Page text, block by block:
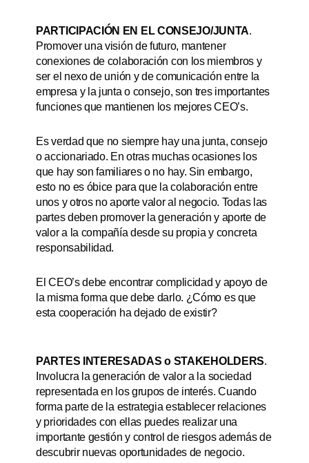
PARTICIPACIÓN EN EL CONSEJO/JUNTA.
Promover una visión de futuro, mantener
conexiones de colaboración con los miembros y
ser el nexo de unión y de comunicación entre la
empresa y la junta o consejo, son tres importantes
funciones que mantienen los mejores CEO’s.
Es verdad que no siempre hay una junta, consejo
o accionariado. En otras muchas ocasiones los
que hay son familiares o no hay. Sin embargo,
esto no es óbice para que la colaboración entre
unos y otros no aporte valor al negocio. Todas las
partes deben promover la generación y aporte de
valor a la compañía desde su propia y concreta
responsabilidad.
El CEO’s debe encontrar complicidad y apoyo de
la misma forma que debe darlo. ¿Cómo es que
esta cooperación ha dejado de existir?
PARTES INTERESADAS o STAKEHOLDERS.
Involucra la generación de valor a la sociedad
representada en los grupos de interés. Cuando
forma parte de la estrategia establecer relaciones
y prioridades con ellas puedes realizar una
importante gestión y control de riesgos además de
descubrir nuevas oportunidades de negocio.